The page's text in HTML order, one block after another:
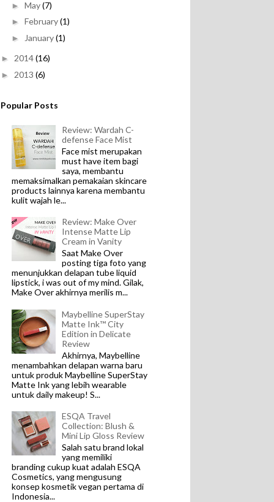
► May(7)
► February(1)
► January(1)
► 2014(16)
► 2013 (6)
Popular Posts
Review: Wardah C-
defense Face Mist
Face mist merupakan
must have item bagi
saya, membantu
memaksimalkan pemakaian skincare
products lainnya karena membantu
kulit wajah le...
Review: Make Over
Intense Matte Lip
Cream in Vanity
Saat Make Over
posting tiga foto yang
menunjukkan delapan tube liquid
lipstick, i was out of my mind. Gilak,
Make Over akhirnya merilis m...
Maybelline SuperStay
Matte Ink™ City
Edition in Delicate
Review
Akhirnya, Maybelline
menambahkan delapan warna baru
untuk produk Maybelline SuperStay
Matte Ink yang lebih wearable
untuk daily makeup! S...
ESQA Travel
Collection: Blush &
Mini Lip Gloss Review
Salah satu brand lokal
yang memiliki
branding cukup kuat adalah ESQA
Cosmetics, yang mengusung
konsep kosmetik vegan pertama di
Indonesia...